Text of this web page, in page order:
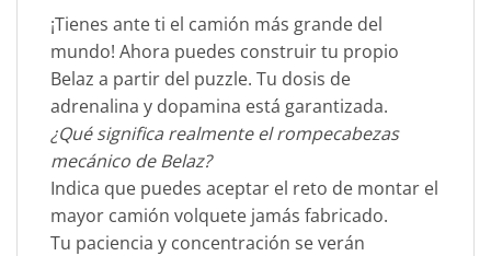
¡Tienes ante ti el camión más grande del
mundo! Ahora puedes construir tu propio
Belaz a partir del puzzle. Tu dosis de
adrenalina y dopamina está garantizada.
¿Qué significa realmente el rompecabezas
mecánico de Belaz?
Indica que puedes aceptar el reto de montar el
mayor camión volquete jamás fabricado.
Tu paciencia y concentración se verán